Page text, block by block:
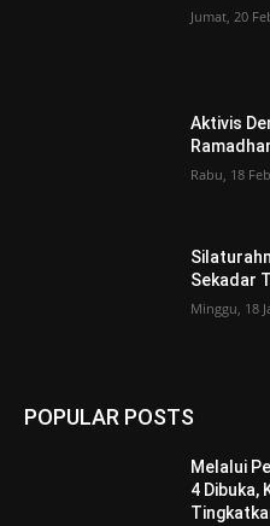
Jumat, 20
Aktivis
Rabu, 18
Sekadar
Minggu, 18
POPULAR POSTS
Melalui
4 Dibuka,